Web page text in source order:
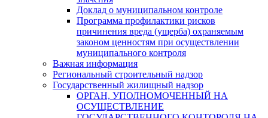
Доклад о муниципальном контроле
Программа профилактики рисков
причинения вреда (ущерба) охраняемым
законом ценностям при осуществлении
муниципального контроля
Важная информация
Региональный строительный надзор
Государственный жилищный надзор
ОРГАН, УПОЛНОМОЧЕННЫЙ НА
ОСУЩЕСТВЛЕНИЕ